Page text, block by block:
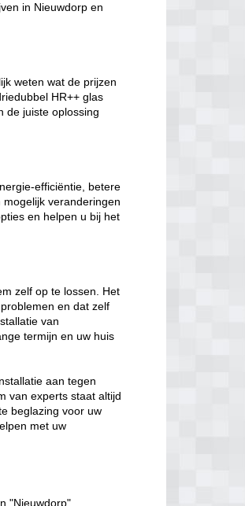
in Nieuwdorp en
weten wat de prijzen
HR++ glas
de juiste oplossing
efficiëntie, betere
veranderingen
en helpen u bij het
zelf op te lossen. Het
en dat zelf
van
termijn en uw huis
aan tegen
van experts staat altijd
beglazing voor uw
met uw
"Nieuwdorp".